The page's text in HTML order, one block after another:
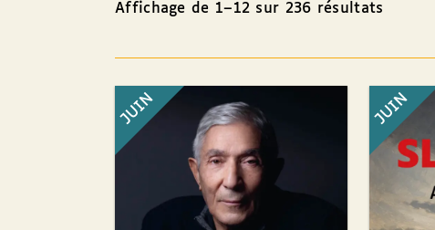
Affichage de 1–12 sur 236 résultats
JUIN JUIN